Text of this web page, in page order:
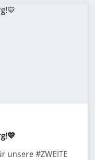
unsere #ZWEITE